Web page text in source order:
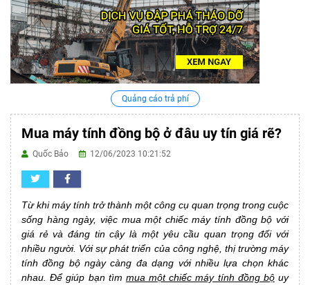
Quảng cáo trả phí
Mua máy tính đồng bộ ở đâu uy tín giá rẽ?
Quốc Bảo 12/06/2023 10:21:52
Từ khi máy tính trở thành một công cụ quan trọng trong cuộc
sống hàng ngày, việc mua một chiếc máy tính đồng bộ với
giá rẻ và đáng tin cậy là một yêu cầu quan trọng đối với
nhiều người. Với sự phát triển của công nghệ, thị trường máy
tính đồng bộ ngày càng đa dạng với nhiều lựa chọn khác
nhau. Để giúp bạn tìm mua một chiếc máy tính đồng bộuy